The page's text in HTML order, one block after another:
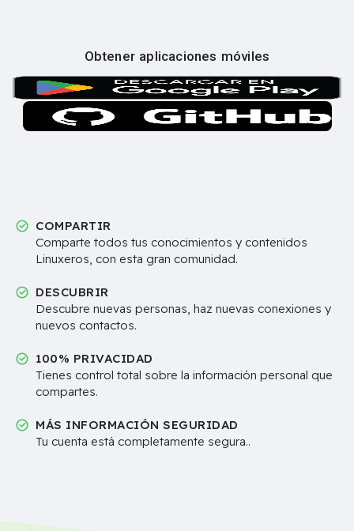
Obtener aplicaciones móviles
COMPARTIR
Comparte todos tus conocimientos y contenidos
Linuxeros, con esta gran comunidad.
DESCUBRIR
Descubre nuevas personas, haz nuevas conexiones y
nuevos contactos.
100% PRIVACIDAD
Tienes control total sobre la información personal que
compartes.
MÁS INFORMACIÓN SEGURIDAD
Tu cuenta está completamente segura..